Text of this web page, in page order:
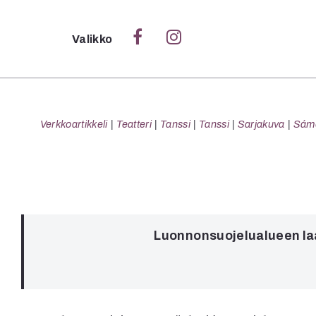
Sulje
Valikko
Verkkoartikkeli Teatteri Tanssi Tanssi Sarjakuva
Luonnonsuojelualueen